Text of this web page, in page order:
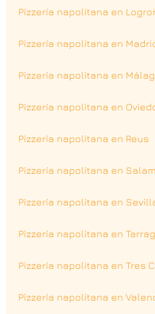
Pizzería napolitana en
Pizzería napolitana en
Pizzería napolitana en
Pizzería napolitana en
Pizzería napolitana en Reus
Pizzería napolitana en
Pizzería napolitana en
Pizzería napolitana en
Pizzería napolitana en Tres
Pizzería napolitana en